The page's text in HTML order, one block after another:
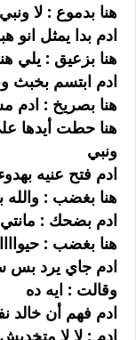
هنا بدموع : لا ونبي
ادم بدا يمثل
هنا بزعيق : يلي هنا
ادم ابتسم بخبث
هنا بصريخ : ادم
هنا حطت أيدها
ونبي
ادم فتح عنيه
هنا بغضب : والله
ادم بضحك : مانتي
هنا بغضب :
ادم جاي يرد
وقالت : ايه ده
ادم فهم أن خالد